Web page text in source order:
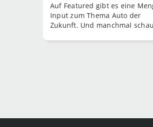
jedem…
Auf Featured gibt es eine
Input zum Thema Auto der
Zukunft. Und manchmal